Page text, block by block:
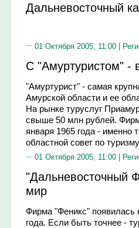
Дальневосточный
01 Октября 2005, 11:00 |
C "Амуртуристом" -
"Амуртурист" - самая
Амурской области и ее
На рынке туруслуг
свыше 50 млн рублей.
января 1965 года - именно
областной совет по
01 Октября 2005, 11:00 |
"Дальневосточный
мир
Фирма "Феникс" появилась
года. Если быть точнее -